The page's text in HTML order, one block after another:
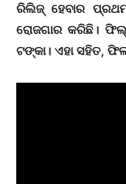
ରିଲିଜ୍ ହେବାର
ରୋଜଗାର କରିଛି।
ଟଙ୍କା। ଏହା ସହିତ,